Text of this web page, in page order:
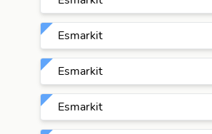
Esmarkit
Esmarkit
Esmarkit